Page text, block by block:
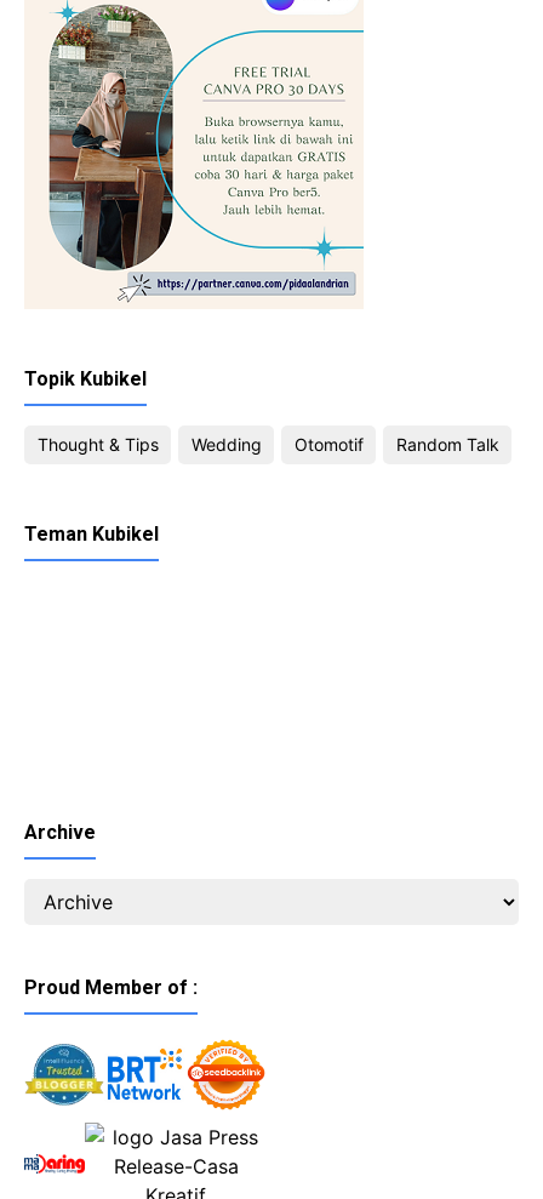
Topik Kubikel
Thought & Tips Wedding Otomotif Random Talk
Teman Kubikel
Archive
Proud Member of :